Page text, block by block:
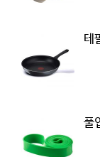
테
풀